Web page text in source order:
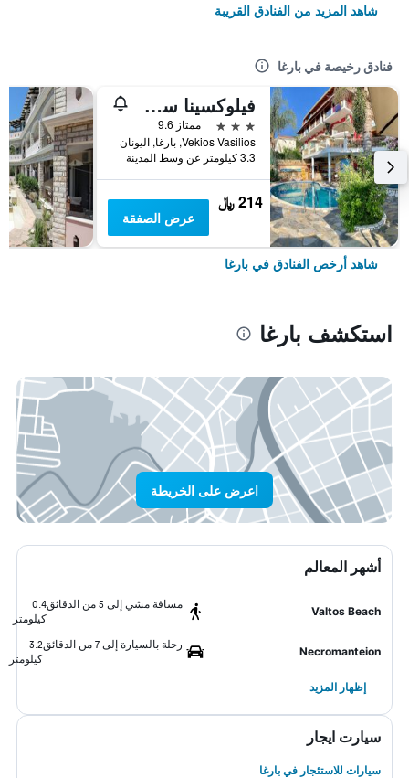
شاهد المزيد من الفنادق القريبة
فنادق رخيصة في بارغا
فيلوكسينا سي آند فيو
3 نجوم
ممتاز 9.6
Vekios Vasilios, بارغا, اليونان
3.3 كيلومتر عن وسط المدينة
214 ﷼
عرض الصفقة
شاهد أرخص الفنادق في بارغا
استكشف بارغا
اعرض على الخريطة
أشهر المعالم
Valtos Beach
مسافة مشي إلى 5 من الدقائق
0.4
كيلومتر
Necromanteion
رحلة بالسيارة إلى 7 من الدقائق
3.2
كيلومتر
إظهار المزيد
سيارت ايجار
سيارات للاستئجار في بارغا